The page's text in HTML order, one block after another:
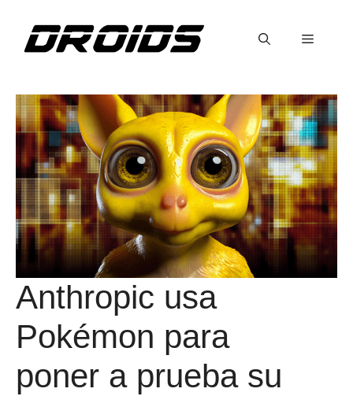
contenido
Menú
Anthropic usa
Pokémon para
poner a prueba su